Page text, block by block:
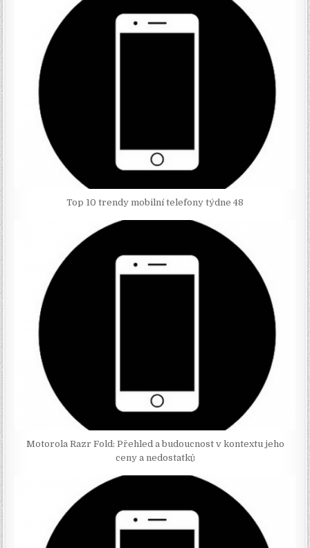
Top 10 trendy mobilní telefony týdne 48
Motorola Razr Fold: Přehled a budoucnost v kontextu jeho
ceny a nedostatků